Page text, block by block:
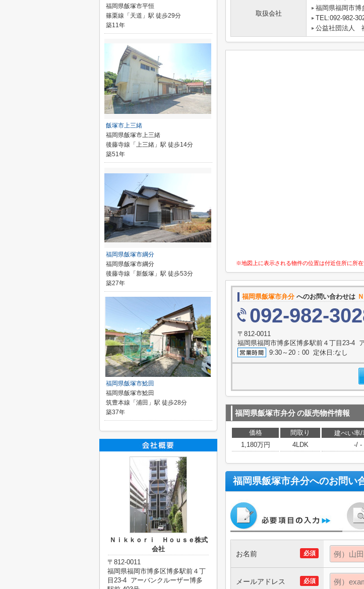
取扱会社
福岡県福岡市博
TEL:092-982-
公益社団法人
※地図上に表示される物件の位置は付近住所に所
福岡県飯塚市弁分へのお問い合わせは
092-982-
〒812-0011
福岡県福岡市博多区博多駅前４丁目23-4
9:30～20：00 定休日:なし
福岡県飯塚市弁分の販売物件情報
価格 間取り 建ぺい率/
1,180万円
4LDK -/ -
福岡県飯塚市弁分へのお問い
必須
お名前
必須
メールアドレス
福岡県飯塚市平恒
篠栗線「天道」駅 徒歩29分
築11年
飯塚市上三緒
福岡県飯塚市上三緒
後藤寺線「上三緒」駅 徒歩14分
築51年
福岡県飯塚市綱分
福岡県飯塚市綱分
後藤寺線「新飯塚」駅 徒歩53分
築27年
福岡県飯塚市鯰田
福岡県飯塚市鯰田
筑豊本線「浦田」駅 徒歩28分
築37年
Ｎｉｋｋｏｒｉ Ｈｏｕｓｅ株式
会社
〒812-0011
福岡県福岡市博多区博多駅前４丁
目23-4 アーバンクルーザー博多